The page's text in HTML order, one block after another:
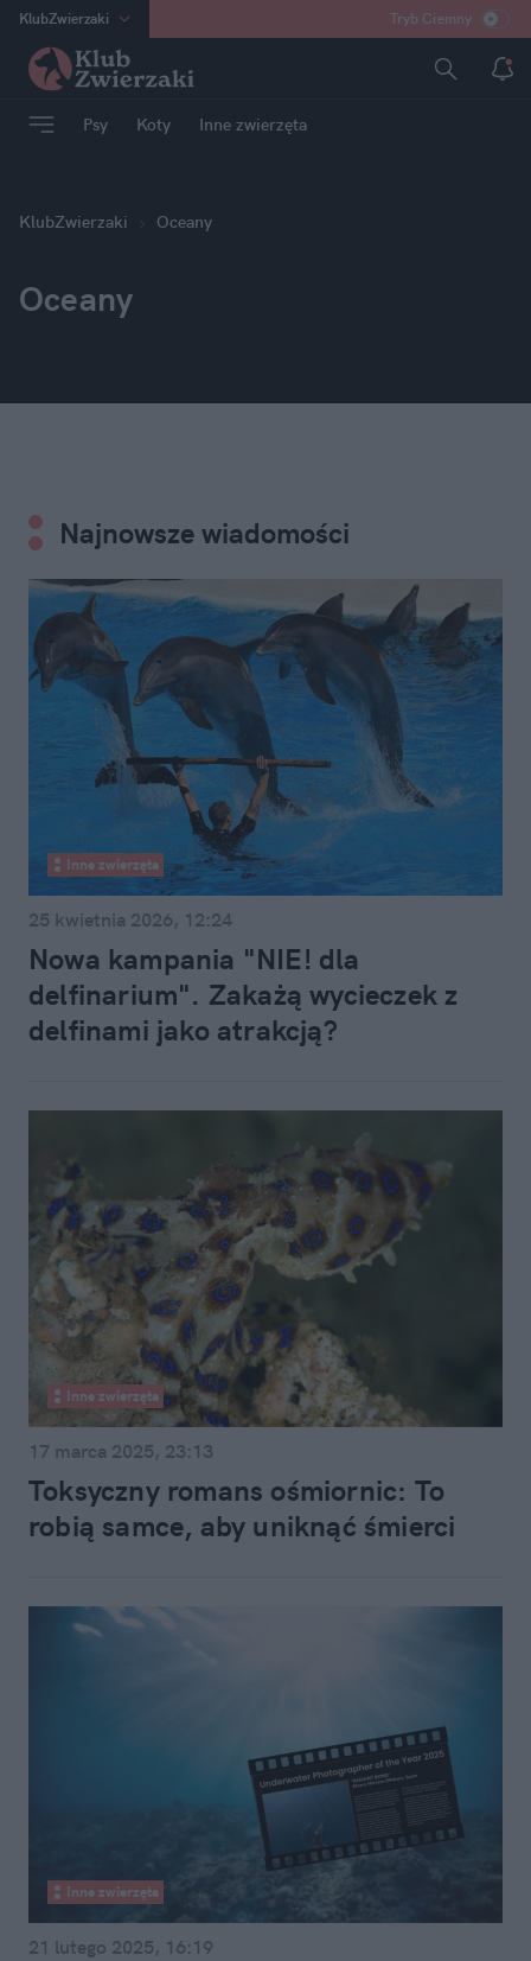
KlubZwierzaki
na:Temat
INN:Poland
ASZ:dziennik
dad :HERO
Tryb Ciemny
Psy Koty Inne zwierzęta
KlubZwierzaki Oceany
Oceany
Najnowsze wiadomości
Inne zwierzęta
25 kwietnia 2026, 12:24
Nowa kampania "NIE! dla
delfinarium". Zakażą wycieczek z
delfinami jako atrakcją?
Inne zwierzęta
17 marca 2025, 23:13
Toksyczny romans ośmiornic: To
robią samce, aby uniknąć śmierci
Inne zwierzęta
21 lutego 2025, 16:19